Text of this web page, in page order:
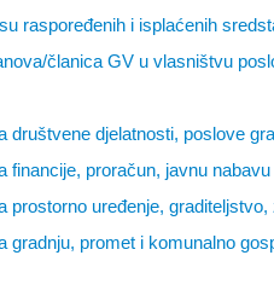
raspoređenih i isplaćenih
članica GV u vlasništvu
društvene djelatnosti, poslove
financije, proračun, javnu
prostorno uređenje,
gradnju, promet i komunalno